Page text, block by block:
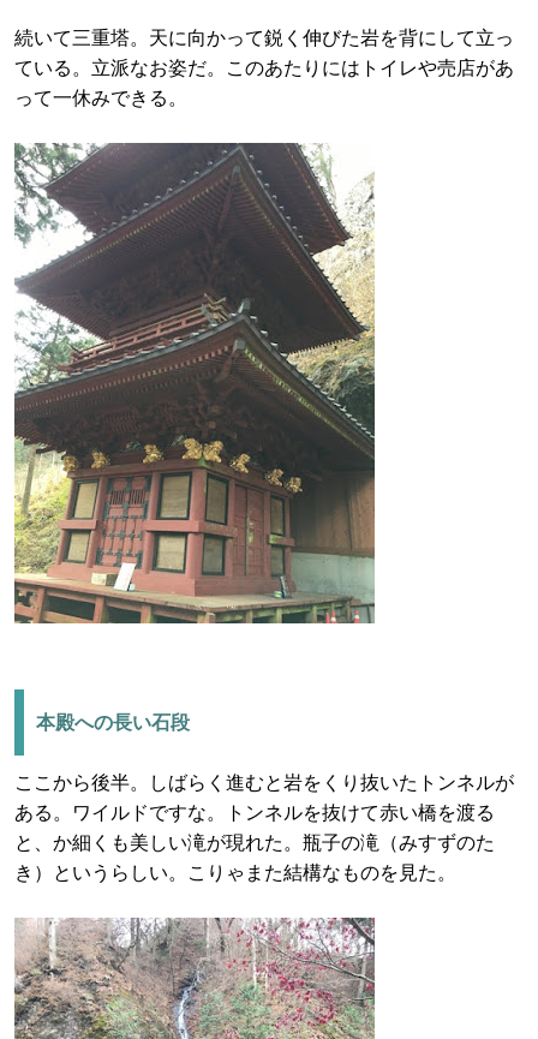
続いて三重塔。天に向かって鋭く伸びた岩を背にして立っ
ている。立派なお姿だ。このあたりにはトイレや売店があ
って一休みできる。
本殿への長い石段
ここから後半。しばらく進むと岩をくり抜いたトンネルが
ある。ワイルドですな。トンネルを抜けて赤い橋を渡る
と、か細くも美しい滝が現れた。瓶子の滝（みすずのた
き）というらしい。こりゃまた結構なものを見た。